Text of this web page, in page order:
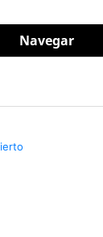
Navegar